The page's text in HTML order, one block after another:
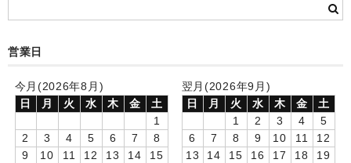
知育時計
制服メモリー
お絵かきギャラリー
卒園DVDアルバム
営業日
今月(2026年8月)
日
月 火 水 木 金
土
1
2
3 4 5 6 7
8
9
10 11 12 13 14
15
翌月(2026年9月)
日
月 火 水 木 金
土
1
2 3 4
5
6
7 8 9 10 11
12
13
14 15 16 17 18
19